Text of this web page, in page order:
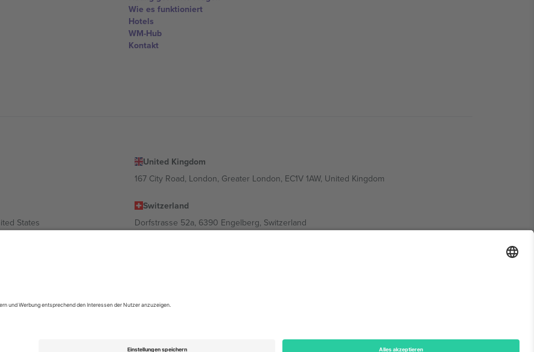
Wie es funktioniert
Hotels
WM-Hub
Kontakt
United Kingdom
167 City Road, London, Greater London, EC1V 1AW, United Kingdom
States
Switzerland
Dorfstrasse 52a, 6390 Engelberg, Switzerland
de México, CDMX, Mexico
© 2026 Ticombo. Alle Rechte vorbehalten.